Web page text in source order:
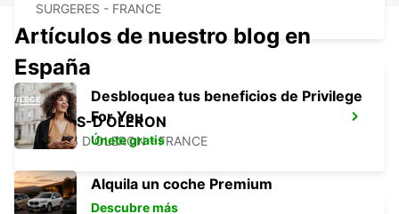
SURGERES - FRANCE
DOLUS-D'OLERON
DOLUS D OLERON - FRANCE
Artículos de nuestro blog en
España
Desbloquea tus beneficios de Privilege
For You
Únete gratis
Alquila un coche Premium
Descubre más